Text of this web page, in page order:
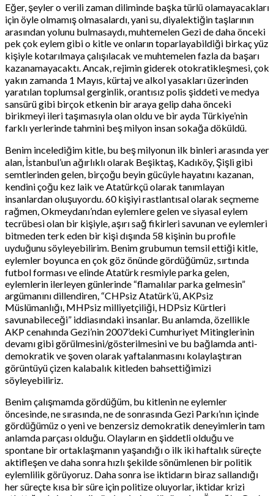
Eğer, şeyler o verili zaman diliminde başka türlü olamayacakları
için öyle olmamış olmasalardı, yani su, diyalektiğin taşlarının
arasından yolunu bulmasaydı, muhtemelen Gezi de daha önceki
pek çok eylem gibi o kitle ve onların toparlayabildiği birkaç yüz
kişiyle kotarılmaya çalışılacak ve muhtemelen fazla da başarı
kazanamayacaktı. Ancak, rejimin giderek otokratikleşmesi, çok
yakın zamanda 1 Mayıs, kürtaj ve alkol yasakları üzerinden
yaratılan toplumsal gerginlik, orantısız polis şiddeti ve medya
sansürü gibi birçok etkenin bir araya gelip daha önceki
birikmeyi ileri taşımasıyla olan oldu ve bir ayda Türkiye’nin
farklı yerlerinde tahmini beş milyon insan sokağa döküldü.
Benim incelediğim kitle, bu beş milyonun ilk binleri arasında yer
alan, İstanbul’un ağırlıklı olarak Beşiktaş, Kadıköy, Şişli gibi
semtlerinden gelen, birçoğu beyin gücüyle hayatını kazanan,
kendini çoğu kez laik ve Atatürkçü olarak tanımlayan
insanlardan oluşuyordu. 60 kişiyi rastlantısal olarak seçmeme
rağmen, Okmeydanı’ndan eylemlere gelen ve siyasal eylem
tecrübesi olan bir kişiyle, aşırı sağ fikirleri savunan ve eylemleri
bitmeden terk eden bir kişi dışında 58 kişinin bu profile
uyduğunu söyleyebilirim. Benim grubumun temsil ettiği kitle,
eylemler boyunca en çok göz önünde gördüğümüz, sırtında
futbol forması ve elinde Atatürk resmiyle parka gelen,
eylemlerin ilerleyen günlerinde “flamalılar parka gelmesin”
argümanını dillendiren, “CHPsiz Atatürk’ü, AKPsiz
Müslümanlığı, MHPsiz milliyetçiliği, HDPsiz Kürtleri
savunabileceği” iddiasındaki insanlar. Bu anlamda, özellikle
AKP cenahında Gezi’nin 2007’deki Cumhuriyet Mitinglerinin
devamı gibi görülmesini/gösterilmesini ve bu bağlamda anti-
demokratik ve şoven olarak yaftalanmasını kolaylaştıran
görüntüyü çizen kalabalık kitleden bahsettiğimizi
söyleyebiliriz.
Benim çalışmamda gördüğüm, bu kitlenin ne eylemler
öncesinde, ne sırasında, ne de sonrasında Gezi Parkı’nın içinde
gördüğümüz o yeni ve benzersiz demokratik deneyimlerin tam
anlamda parçası olduğu. Olayların en şiddetli olduğu ve
spontane bir ortaklaşmanın yaşandığı o ilk iki haftalık süreçte
aktifleşen ve daha sonra hızlı şekilde sönümlenen bir politik
eylemlilik görüyoruz. Daha sonra ise iktidarın biraz sallandığı
her süreçte kısa bir süre için politize oluyorlar, iktidar krizi